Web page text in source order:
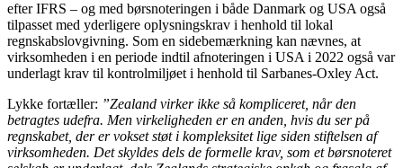
efter IFRS – og med børsnoteringen i både Danmark og USA også
tilpasset med yderligere oplysningskrav i henhold til lokal
regnskabslovgivning. Som en sidebemærkning kan nævnes, at
virksomheden i en periode indtil afnoteringen i USA i 2022 også var
underlagt krav til kontrolmiljøet i henhold til Sarbanes-Oxley Act.
Lykke fortæller: ”Zealand virker ikke så kompliceret, når den
betragtes udefra. Men virkeligheden er en anden, hvis du ser på
regnskabet, der er vokset støt i kompleksitet lige siden stiftelsen af
virksomheden. Det skyldes dels de formelle krav, som et børsnoteret